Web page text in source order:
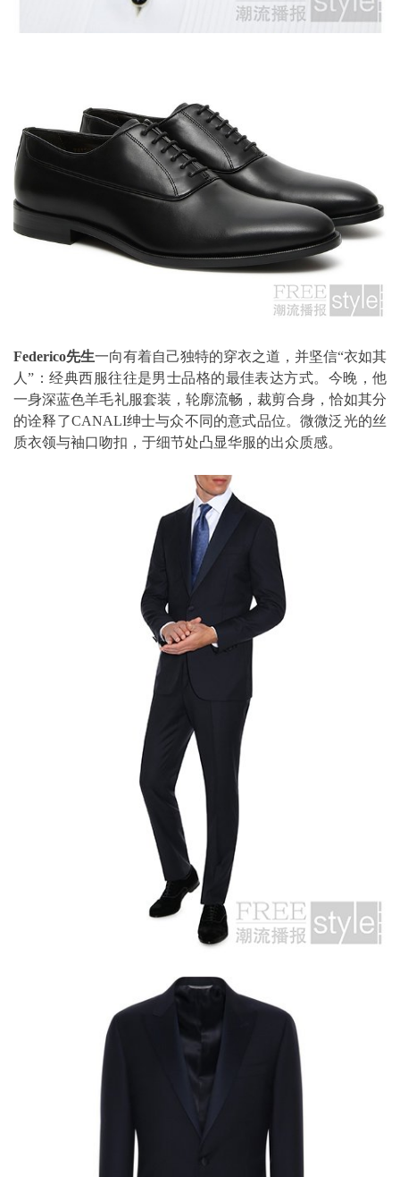
Federico先生一向有着自己独特的穿衣之道，并坚信“衣如其
人”：经典西服往往是男士品格的最佳表达方式。今晚，他
一身深蓝色羊毛礼服套装，轮廓流畅，裁剪合身，恰如其分
的诠释了CANALI绅士与众不同的意式品位。微微泛光的丝
质衣领与袖口吻扣，于细节处凸显华服的出众质感。